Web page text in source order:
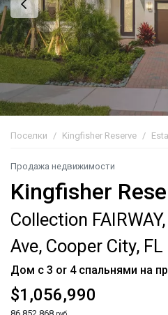
Поселки Kingfisher Reserve
Продажа недвижимости
Kingfisher
Collection
Ave, Cooper City,
Дом с 3 or 4 спальнями на
$1,056,990